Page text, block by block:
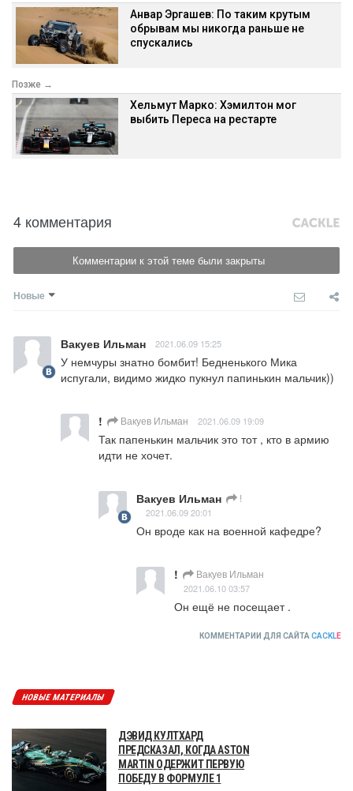
Анвар Эргашев: По таким крутым
обрывам мы никогда раньше не
спускались
Позже →
Хельмут Марко: Хэмилтон мог
выбить Переса на рестарте
4 комментария
Комментарии к этой теме были закрыты
Новые
Вакуев Ильман 2021.06.09 15:25
У немчуры знатно бомбит! Бедненького Мика
испугали, видимо жидко пукнул папинькин мальчик))
! Вакуев Ильман 2021.06.09 19:09
Так папенькин мальчик это тот , кто в армию
идти не хочет.
Вакуев Ильман !
2021.06.09 20:01
Он вроде как на военной кафедре?
! Вакуев Ильман
2021.06.10 03:57
Он ещё не посещает .
КОММЕНТАРИИ ДЛЯ САЙТА CACKLE
НОВЫЕ МАТЕРИАЛЫ
ДЭВИД КУЛТХАРД
ПРЕДСКАЗАЛ, КОГДА ASTON
MARTIN ОДЕРЖИТ ПЕРВУЮ
ПОБЕДУ В ФОРМУЛЕ 1